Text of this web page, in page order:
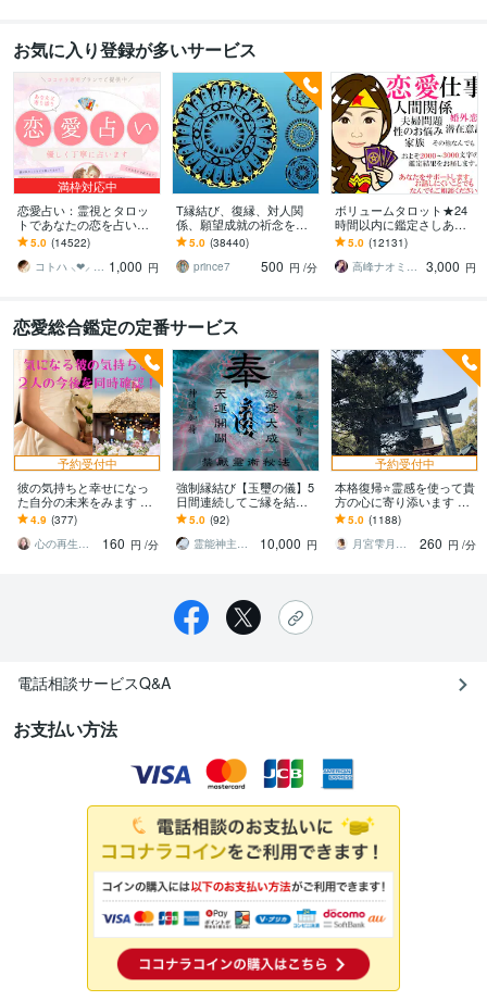
お気に入り登録が多いサービス
満枠対応中
恋愛占い：霊視とタロッ
トであなたの恋を占いま
す 復縁・片想い・複雑
愛・夫婦問題…お悩みに
優しく寄り添います♡
5.0 (14522)
コトハ ⸜❤︎⸝ 新サービス提供開始✨️ 1,000 円
T縁結び、復縁、対人関
係、願望成就の祈念を承
ります 対象者の思いと状
況、対象者との対話、祈
念
5.0 (38440)
prince7
500 円 /分
ボリュームタロット★24
時間以内に鑑定さしあげ
ます 3000文字以上の鑑定
★希望者のみ一部カード
開示サービスあり
5.0 (12131)
高峰ナオミ タロット占い師
3,000 円
恋愛総合鑑定の定番サービス
予約受付中
彼の気持ちと幸せになっ
た自分の未来をみます 自
分が幸せになった先に誰
が一緒にいるのか！知り
たくないですか
4.9 (377)
心の再生セラピスト YASUKO
160 円 /分
強制縁結び【玉璽の儀】5
日間連続してご縁を結び
ます ☆強力縁結び禁厭☆
復縁など恋愛成就のブロ
ックを破壊して叶える
5.0 (92)
霊能神主シメイ
10,000 円
予約受付中
本格復帰⭐️霊感を使って貴
方の心に寄り添います 辛
い恋愛の先行きが知りた
い、二人の未来が知りた
い貴方へ
5.0 (1188)
月宮雫月 cosmos0100
260 円 /分
電話相談サービスQ&A
お支払い方法